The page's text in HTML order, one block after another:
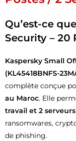
Qu’est-ce
Security – 20
Kaspersky Small
(KL45418BNFS-
complète conçue
au Maroc. Elle
travail et 2 serveurs
ransomwares,
de phishing.